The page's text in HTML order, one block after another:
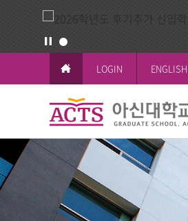
LOGIN ENGLISH
뮤
니
티